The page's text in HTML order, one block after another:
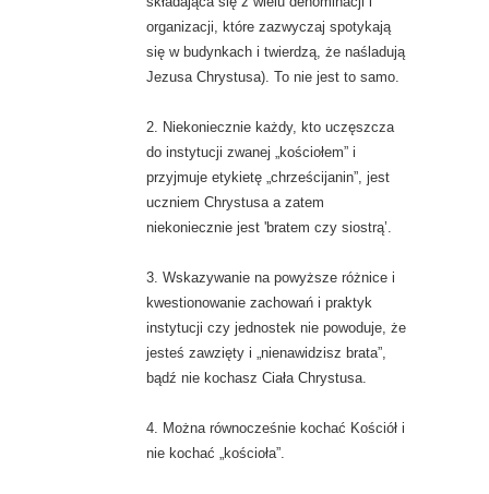
organizacji, które zazwyczaj spotykają
się w budynkach i twierdzą, że naśladują
Jezusa Chrystusa). To nie jest to samo.
2. Niekoniecznie każdy, kto uczęszcza
do instytucji zwanej „kościołem” i
przyjmuje etykietę „chrześcijanin”, jest
uczniem Chrystusa a zatem
niekoniecznie jest 'bratem czy siostrą’.
3. Wskazywanie na powyższe różnice i
kwestionowanie zachowań i praktyk
instytucji czy jednostek nie powoduje, że
jesteś zawzięty i „nienawidzisz brata”,
bądź nie kochasz Ciała Chrystusa.
4. Można równocześnie kochać Kościół i
nie kochać „kościoła”.